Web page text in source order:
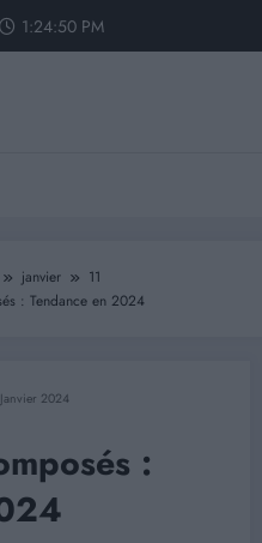
1:24:50 PM
janvier
11
: Tendance en 2024
2024
: